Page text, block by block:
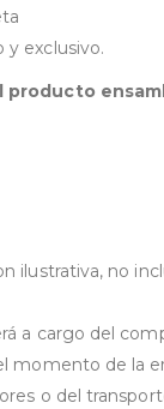
y exclusivo.
producto
ilustrativa, no
a cargo del
momento de la
o del